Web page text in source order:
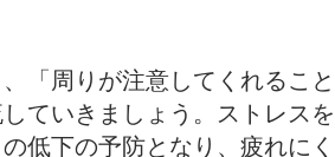
「周りが注意してくれるこ
ていきましょう。ストレス
低下の予防となり、疲れにく